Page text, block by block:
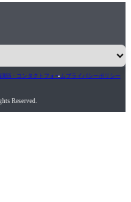
RSS・コンタクトフォームプライバシーポリシー
Reserved.